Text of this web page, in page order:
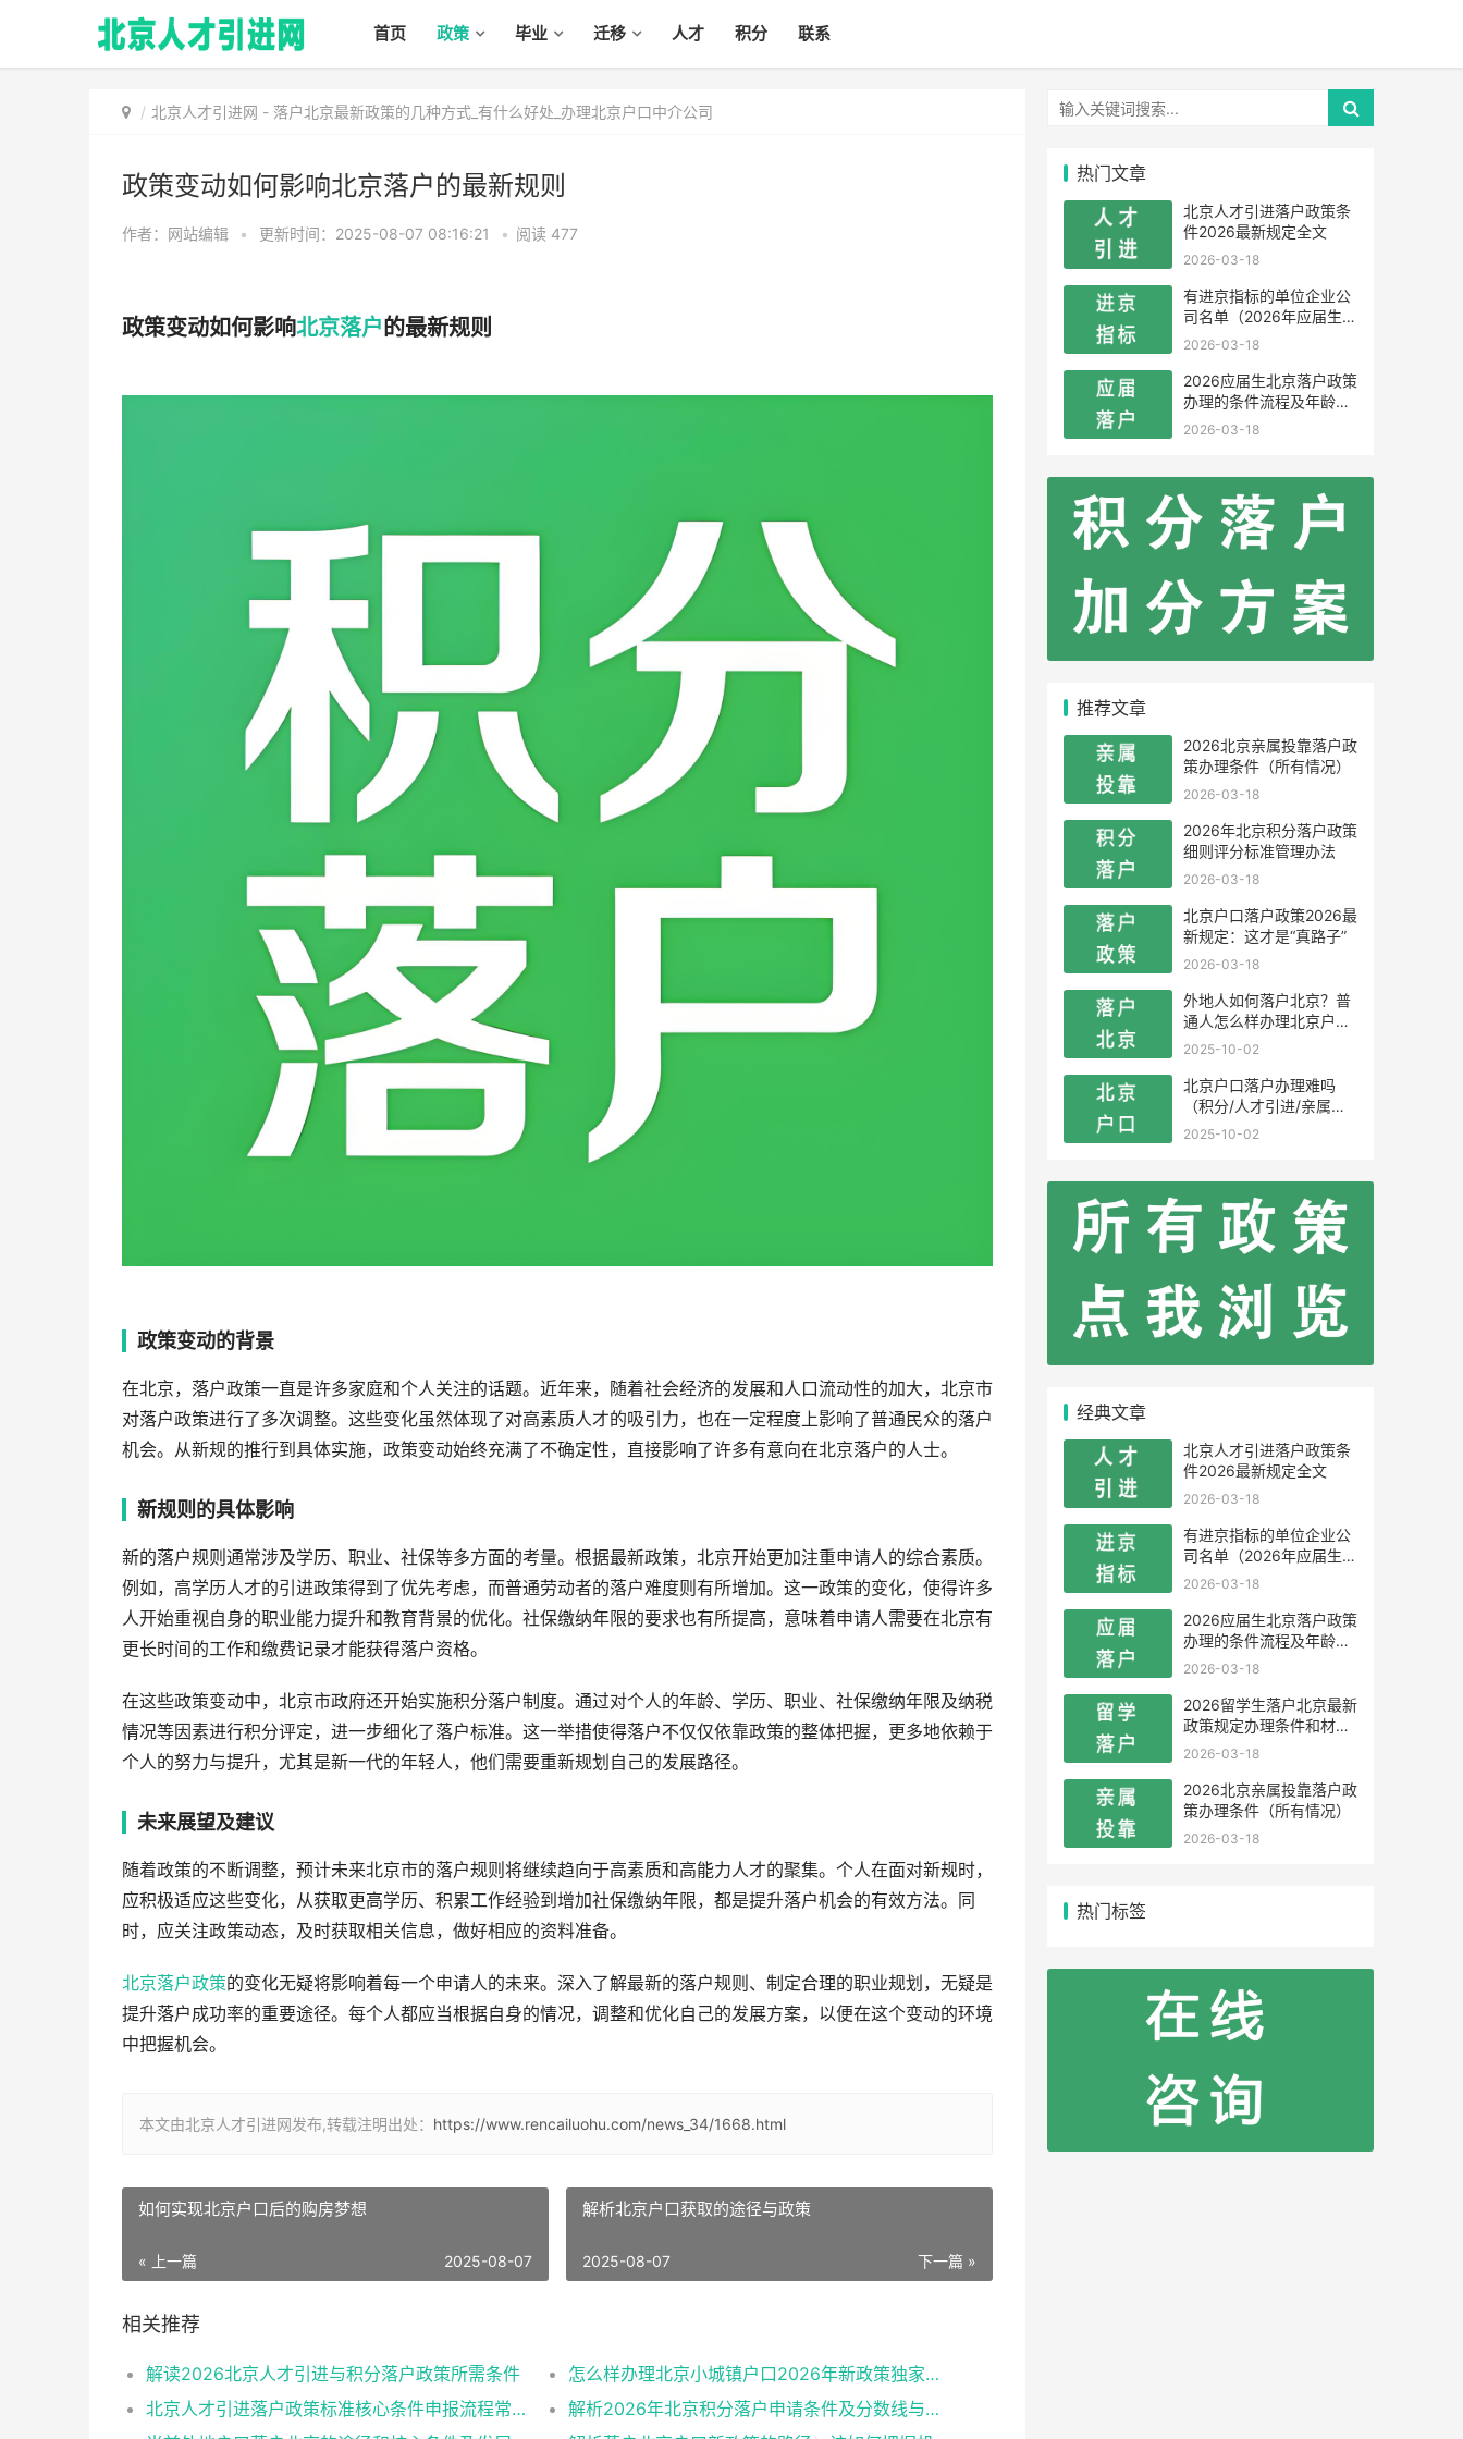
首页 政策 毕业 迁移 人才 积分 联系
北京人才引进网 - 落户北京最新政策的几种方式_有什么好处_办理北京户口中介公司
政策变动如何影响北京落户的最新规则
作者：网站编辑 • 更新时间：2025-08-07 08:16:21 • 阅读 477
政策变动如何影响北京落户的最新规则
政策变动的背景
在北京，落户政策一直是许多家庭和个人关注的话题。近年来，随着社会经济的发展和人口流动性的加大，北京市
对落户政策进行了多次调整。这些变化虽然体现了对高素质人才的吸引力，也在一定程度上影响了普通民众的落户
机会。从新规的推行到具体实施，政策变动始终充满了不确定性，直接影响了许多有意向在北京落户的人士。
新规则的具体影响
新的落户规则通常涉及学历、职业、社保等多方面的考量。根据最新政策，北京开始更加注重申请人的综合素质。
例如，高学历人才的引进政策得到了优先考虑，而普通劳动者的落户难度则有所增加。这一政策的变化，使得许多
人开始重视自身的职业能力提升和教育背景的优化。社保缴纳年限的要求也有所提高，意味着申请人需要在北京有
更长时间的工作和缴费记录才能获得落户资格。
在这些政策变动中，北京市政府还开始实施积分落户制度。通过对个人的年龄、学历、职业、社保缴纳年限及纳税
情况等因素进行积分评定，进一步细化了落户标准。这一举措使得落户不仅仅依靠政策的整体把握，更多地依赖于
个人的努力与提升，尤其是新一代的年轻人，他们需要重新规划自己的发展路径。
未来展望及建议
随着政策的不断调整，预计未来北京市的落户规则将继续趋向于高素质和高能力人才的聚集。个人在面对新规时，
应积极适应这些变化，从获取更高学历、积累工作经验到增加社保缴纳年限，都是提升落户机会的有效方法。同
时，应关注政策动态，及时获取相关信息，做好相应的资料准备。
北京落户政策的变化无疑将影响着每一个申请人的未来。深入了解最新的落户规则、制定合理的职业规划，无疑是
提升落户成功率的重要途径。每个人都应当根据自身的情况，调整和优化自己的发展方案，以便在这个变动的环境
中把握机会。
本文由北京人才引进网发布,转载注明出处： https://www.rencailuohu.com/news_34/1668.html
如何实现北京户口后的购房梦想
« 上一篇 2025-08-07
解析北京户口获取的途径与政策
下一篇 »
2025-08-07
相关推荐
解读2026北京人才引进与积分落户政策所需条件
怎么样办理北京小城镇户口2026年新政策独家解读
北京人才引进落户政策标准核心条件申报流程常见误区
解析2026年北京积分落户申请条件及分数线与避坑指南
热门文章
北京人才引进落户政策条
件2026最新规定全文
2026-03-18
有进京指标的单位企业公
司名单（2026年应届生留
学生）
2026-03-18
2026应届生北京落户政策
办理的条件流程及年龄限
制
2026-03-18
推荐文章
2026北京亲属投靠落户政
策办理条件（所有情况）
2026-03-18
2026年北京积分落户政策
细则评分标准管理办法
2026-03-18
北京户口落户政策2026最
新规定：这才是“真路子”
2026-03-18
外地人如何落户北京？普
通人怎么样办理北京户
口？
2025-10-02
北京户口落户办理难吗
（积分/人才引进/亲属投
靠）
2025-10-02
经典文章
北京人才引进落户政策条
件2026最新规定全文
2026-03-18
有进京指标的单位企业公
司名单（2026年应届生留
学生）
2026-03-18
2026应届生北京落户政策
办理的条件流程及年龄限
制
2026-03-18
2026留学生落户北京最新
政策规定办理条件和材料
及流程
2026-03-18
2026北京亲属投靠落户政
策办理条件（所有情况）
2026-03-18
热门标签